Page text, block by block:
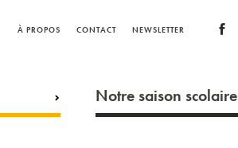
À PROPOS CONTACT NEWSLETTER
Notre saison scolaire